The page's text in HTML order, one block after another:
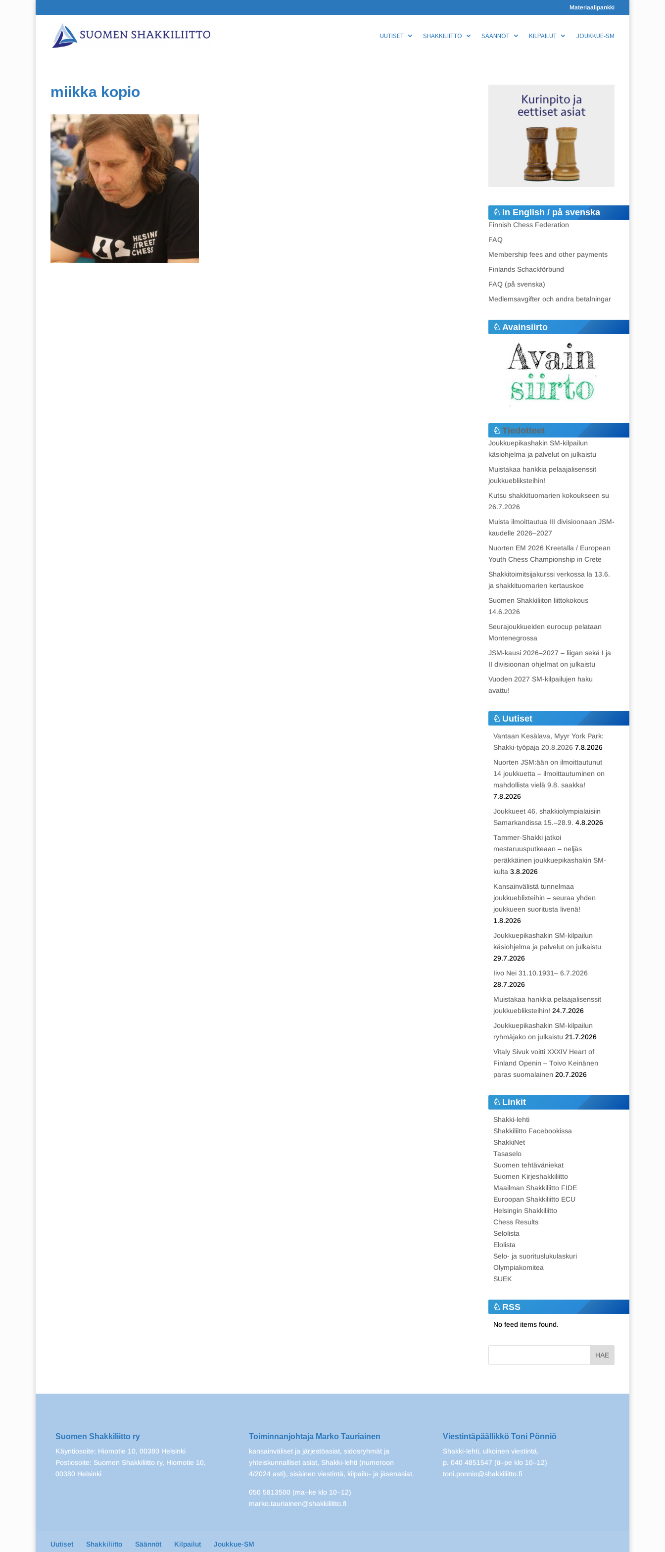
Materiaalipankki
UUTISET SHAKKILIITTO SÄÄNNÖT KILPAILUT JOUKKUE-SM
miikka kopio
in English / på svenska
Finnish Chess Federation
FAQ
Membership fees and other payments
Finlands Schackförbund
FAQ (på svenska)
Medlemsavgifter och andra betalningar
Avainsiirto
Tiedotteet
Joukkuepikashakin SM-kilpailun
käsiohjelma ja palvelut on julkaistu
Muistakaa hankkia pelaajalisenssit
joukkuebliksteihin!
Kutsu shakkituomarien kokoukseen su
26.7.2026
Muista ilmoittautua III divisioonaan JSM-
kaudelle 2026–2027
Nuorten EM 2026 Kreetalla / European
Youth Chess Championship in Crete
Shakkitoimitsijakurssi verkossa la 13.6.
ja shakkituomarien kertauskoe
Suomen Shakkiliiton liittokokous
14.6.2026
Seurajoukkueiden eurocup pelataan
Montenegrossa
JSM-kausi 2026–2027 – liigan sekä I ja
II divisioonan ohjelmat on julkaistu
Vuoden 2027 SM-kilpailujen haku
avattu!
Uutiset
Vantaan Kesälava, Myyr York Park:
Shakki-työpaja 20.8.2026 7.8.2026
Nuorten JSM:ään on ilmoittautunut
14 joukkuetta – ilmoittautuminen on
mahdollista vielä 9.8. saakka!
7.8.2026
Joukkueet 46. shakkiolympialaisiin
Samarkandissa 15.–28.9. 4.8.2026
Tammer-Shakki jatkoi
mestaruusputkeaan – neljäs
peräkkäinen joukkuepikashakin SM-
kulta 3.8.2026
Kansainvälistä tunnelmaa
joukkueblixteihin – seuraa yhden
joukkueen suoritusta livenä!
1.8.2026
Joukkuepikashakin SM-kilpailun
käsiohjelma ja palvelut on julkaistu
29.7.2026
Iivo Nei 31.10.1931– 6.7.2026
28.7.2026
Muistakaa hankkia pelaajalisenssit
joukkuebliksteihin! 24.7.2026
Joukkuepikashakin SM-kilpailun
ryhmäjako on julkaistu 21.7.2026
Vitaly Sivuk voitti XXXIV Heart of
Finland Openin – Toivo Keinänen
paras suomalainen 20.7.2026
Linkit
Shakki-lehti
Shakkiliitto Facebookissa
ShakkiNet
Tasaselo
Suomen tehtäväniekat
Suomen Kirjeshakkiliitto
Maailman Shakkiliitto FIDE
Euroopan Shakkiliitto ECU
Helsingin Shakkiliitto
Chess Results
Selolista
Elolista
Selo- ja suorituslukulaskuri
Olympiakomitea
SUEK
RSS
No feed items found.
Suomen Shakkiliitto ry
Käyntiosoite: Hiomotie 10, 00380 Helsinki
Postiosoite: Suomen Shakkiliitto ry, Hiomotie 10,
00380 Helsinki
Toiminnanjohtaja Marko Tauriainen
kansainväliset ja järjestöasiat, sidosryhmät ja
yhteiskunnalliset asiat, Shakki-lehti (numeroon
4/2024 asti), sisäinen viestintä, kilpailu- ja jäsenasiat.
050 5813500 (ma–ke klo 10–12)
marko.tauriainen@shakkiliitto.fi
Viestintäpäällikkö Toni Pönniö
Shakki-lehti, ulkoinen viestintä.
p. 040 4851547 (ti–pe klo 10–12)
toni.ponnio@shakkiliitto.fi
Uutiset Shakkiliitto Säännöt Kilpailut Joukkue-SM